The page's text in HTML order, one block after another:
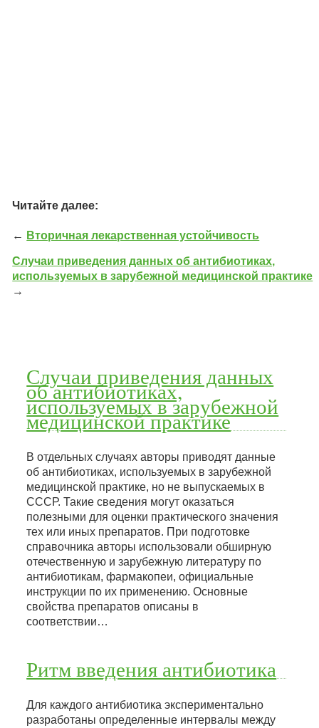
Читайте далее:
← Вторичная лекарственная устойчивость
Случаи приведения данных об антибиотиках,
используемых в зарубежной медицинской практике
→
Случаи приведения данных
об антибиотиках,
используемых в зарубежной
медицинской практике
В отдельных случаях авторы приводят данные
об антибиотиках, используемых в зарубежной
медицинской практике, но не выпускаемых в
СССР. Такие сведения могут оказаться
полезными для оценки практического значения
тех или иных препаратов. При подготовке
справочника авторы использовали обширную
отечественную и зарубежную литературу по
антибиотикам, фармакопеи, официальные
инструкции по их применению. Основные
свойства препаратов описаны в
соответствии…
Ритм введения антибиотика
Для каждого антибиотика экспериментально
разработаны определенные интервалы между